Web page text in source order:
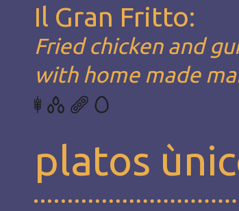
Il Gran Fritto:
Fried chicken and
with home made
platos